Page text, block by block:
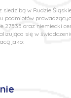
w Rudzie
podmiotów
27535 oraz niemiecki
się w
jako: